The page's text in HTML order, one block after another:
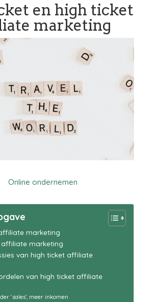
en high ticket
marketing
Online ondernemen
marketing
affiliate marketing
van high ticket affiliate
van high ticket affiliate
‘sales’, meer inkomen